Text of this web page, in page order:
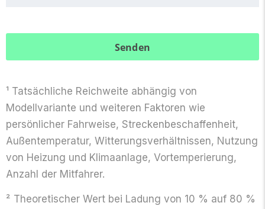
¹ Tatsächliche Reichweite abhängig von
Modellvariante und weiteren Faktoren wie
persönlicher Fahrweise, Streckenbeschaffenheit,
Außentemperatur, Witterungsverhältnissen, Nutzung
von Heizung und Klimaanlage, Vortemperierung,
Anzahl der Mitfahrer.
² Theoretischer Wert bei Ladung von 10 % auf 80 %